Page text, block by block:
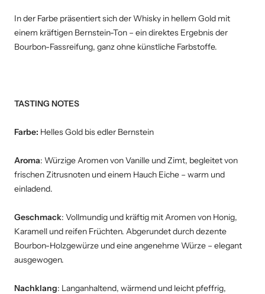
In der Farbe präsentiert sich der Whisky in hellem Gold mit
einem kräftigen Bernstein-Ton – ein direktes Ergebnis der
Bourbon-Fassreifung, ganz ohne künstliche Farbstoffe.
TASTING NOTES
Farbe: Helles Gold bis edler Bernstein
Aroma: Würzige Aromen von Vanille und Zimt, begleitet von
frischen Zitrusnoten und einem Hauch Eiche – warm und
einladend.
Geschmack: Vollmundig und kräftig mit Aromen von Honig,
Karamell und reifen Früchten. Abgerundet durch dezente
Bourbon-Holzgewürze und eine angenehme Würze – elegant
ausgewogen.
Nachklang: Langanhaltend, wärmend und leicht pfeffrig,